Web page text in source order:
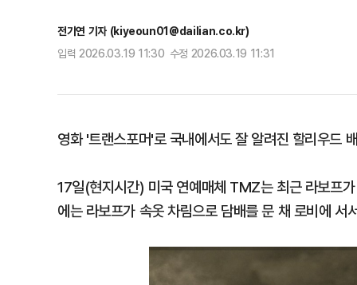
전기연 기자 (kiyeoun01@dailian.co.kr)
입력 2026.03.19 11:30 수정 2026.03.19 11:31
영화 '트랜스포머'로 국내에서도 잘 알려진 할리우드
17일(현지시간) 미국 연예매체 TMZ는 최근 라보프
에는 라보프가 속옷 차림으로 담배를 문 채 로비에